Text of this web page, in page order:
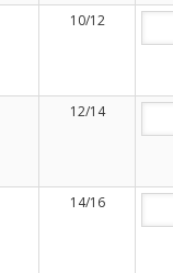
10/12
12/14
14/16